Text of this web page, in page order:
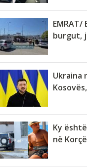
burgut,
Ukraina
Ky
në